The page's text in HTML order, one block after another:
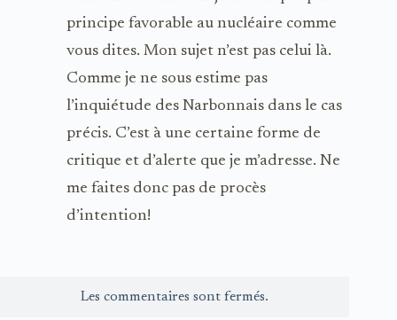
principe favorable au nucléaire comme
vous dites. Mon sujet n’est pas celui là.
Comme je ne sous estime pas
l’inquiétude des Narbonnais dans le cas
précis. C’est à une certaine forme de
critique et d’alerte que je m’adresse. Ne
me faites donc pas de procès
d’intention!
Les commentaires sont fermés.